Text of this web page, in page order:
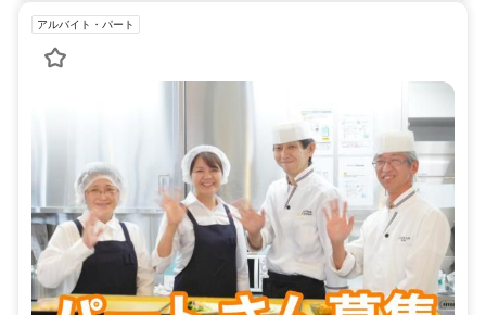
アルバイト・パート